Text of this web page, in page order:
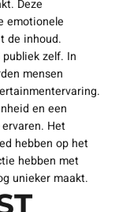
van het
staat om zich
op manieren
Deze
emotionele
de inhoud.
zelf. In
mensen
en een